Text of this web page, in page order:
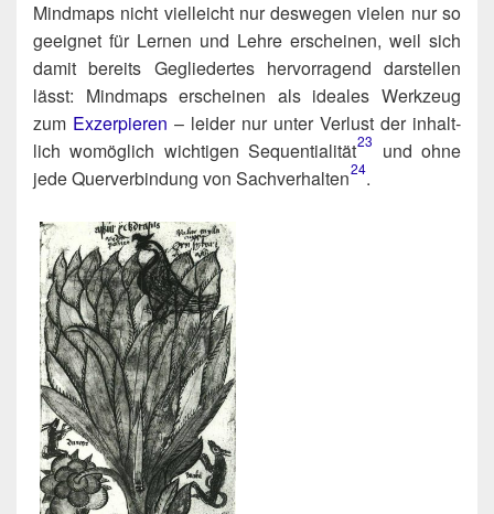
Mind­maps nicht viel­leicht nur des­we­gen vie­len nur so
geeig­net für Ler­nen und Leh­re erschei­nen, weil sich
damit bereits Geglie­der­tes her­vor­ra­gend dar­stel­len
lässt: Mind­maps erschei­nen als idea­les Werk­zeug
zum Exzer­pie­ren – lei­der nur unter Ver­lust der inhalt­
lich womög­lich wich­ti­gen Sequentialität​23
und ohne
jede Quer­ver­bin­dung von Sachverhalten​24.